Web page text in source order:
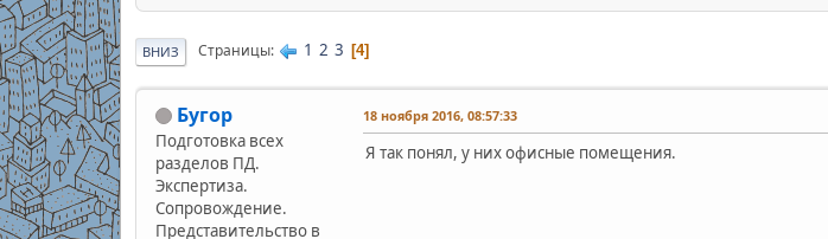
ВНИЗ Страницы 1 2 3 4
Бугор
Подготовка всех
разделов ПД.
Экспертиза.
Сопровождение.
Представительство в
18 ноября 2016, 08:57:33
Я так понял, у них офисные помещения.